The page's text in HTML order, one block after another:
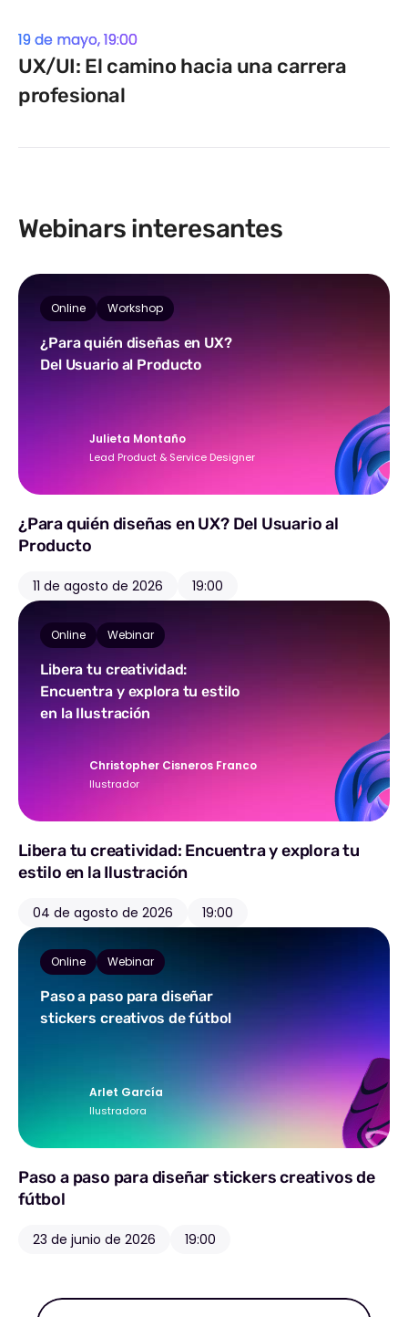
19 de mayo, 19:00
UX/UI: El camino hacia una carrera
profesional
Webinars interesantes
Online Workshop
¿Para quién diseñas en UX?
Del Usuario al Producto
Julieta Montaño
Lead Product & Service Designer
¿Para quién diseñas en UX? Del Usuario al
Producto
11 de agosto de 2026 19:00
Online Webinar
Libera tu creatividad:
Encuentra y explora tu estilo
en la Ilustración
Christopher Cisneros Franco
Ilustrador
Libera tu creatividad: Encuentra y explora tu
estilo en la Ilustración
04 de agosto de 2026 19:00
Online Webinar
Paso a paso para diseñar
stickers creativos de fútbol
Arlet García
Ilustradora
Paso a paso para diseñar stickers creativos de
fútbol
23 de junio de 2026 19:00